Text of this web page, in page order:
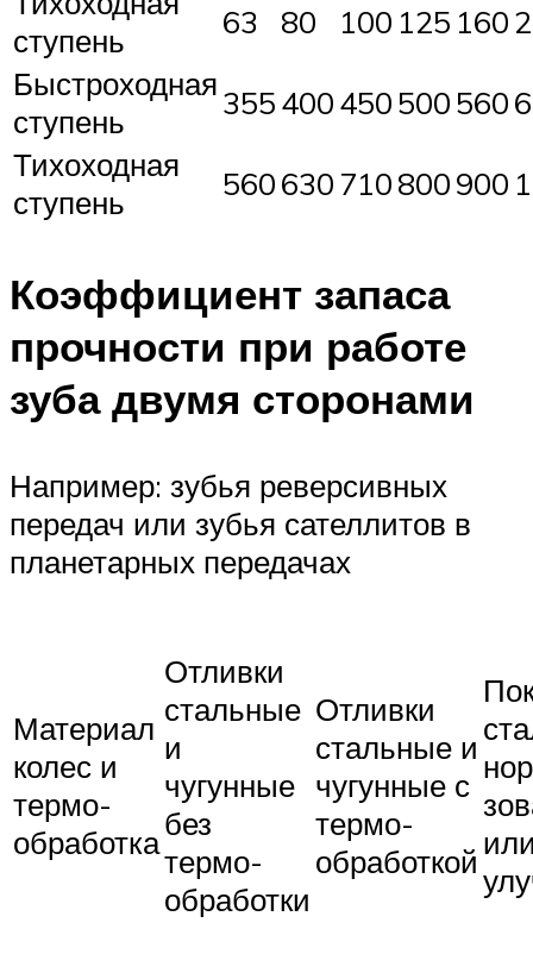
ступень
63 80 100 125 160
Быстроходная
ступень
355400450500560
Тихоходная
ступень
560630 710800900
Коэффициент запаса
прочности при работе
зуба двумя сторонами
Например: зубья реверсивных
передач или зубья сателлитов в
планетарных передачах
Материал
колес и
термо-
обработка
Отливки
стальные
и
чугунные
без
термо-
обработки
Отливки
стальные и
чугунные с
термо-
обработкой